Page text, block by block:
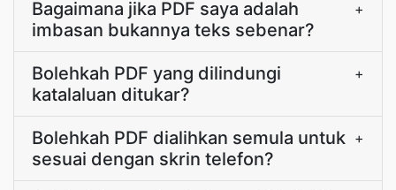
Bagaimana jika PDF saya adalah
imbasan bukannya teks sebenar?
+
Bolehkah PDF yang dilindungi
katalaluan ditukar?
+
Bolehkah PDF dialihkan semula untuk
sesuai dengan skrin telefon?
+